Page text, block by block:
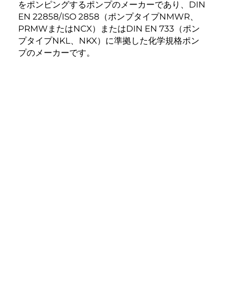
をポンピングするポンプのメーカーであり、DIN
EN 22858/ISO 2858（ポンプタイプNMWR、
PRMWまたはNCX）またはDIN EN 733（ポン
プタイプNKL、NKX）に準拠した化学規格ポン
プのメーカーです。